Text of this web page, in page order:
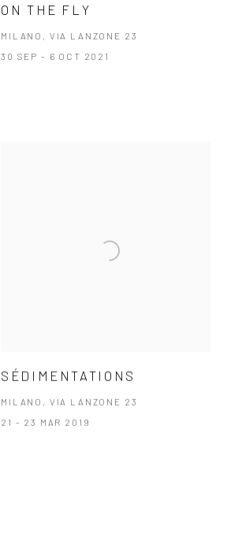
ON THE FLY
MILANO, VIA LANZONE 23
30 SEP - 6 OCT 2021
SÉDIMENTATIONS
MILANO, VIA LANZONE 23
21 - 23 MAR 2019